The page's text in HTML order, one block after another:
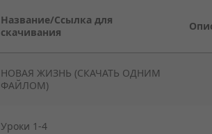
Название/Ссылка для
скачивания
НОВАЯ ЖИЗНЬ (СКАЧАТЬ ОДНИМ
ФАЙЛОМ)
Уроки 1-4